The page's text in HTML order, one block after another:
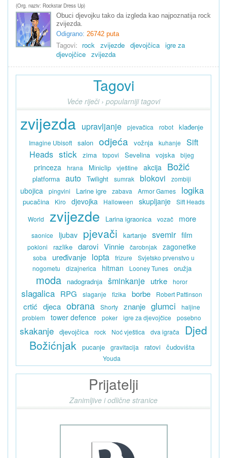
(Org. naziv: Rockstar Dress Up)
Obuci djevojku tako da izgleda kao najpoznatija rock
zvijezda.
Odigrano: 26742 puta
Tagovi: rock zvijezde djevojčica igre za
djevojčice zvijezda
Tagovi
Veće riječi › popularniji tagovi
zvijezda upravljanje pjevačica robot klađenje
Imagine Ubisoft salon odjeća vožnja kuhanje
Sift
Heads stick zima topovi Sevelina vojska bijeg
princeza hrana Miniclip vještine akcija Božić
platforma auto Twilight sumrak blokovi zombiji
ubojica pingvini Larine igre zabava Armor Games logika
pucačina Kiro djevojka Halloween skupljanje
Sift Heads
World
zvijezde Larina igraonica vozač more
saonice ljubav pjevači kartanje svemir film
pokloni razlike darovi Vinnie čarobnjak zagonetke
soba uređivanje lopta frizure
Svjetsko prvenstvo u
nogometu
dizajnerica hitman Looney Tunes oružja
moda nadogradnja šminkanje utrke horor
slagalica RPG slaganje fizika borbe Robert Pattinson
crtić djeca obrana Shorty znanje glumci
haljine
problem
tower defence poker igre za djevojčice posebno
skakanje djevojčica rock Noć vještica dva igrača
Djed
Božićnjak
pucanje gravitacija ratovi čudovišta
Youda
Prijatelji
Zanimljive i odlične stranice